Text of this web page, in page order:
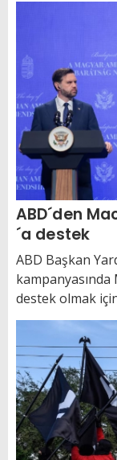
ABD´den
´a destek
ABD Başkan
destek olmak